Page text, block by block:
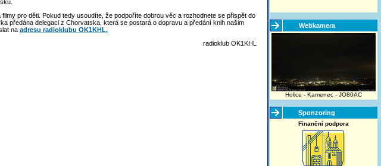
pro děti. Pokud tedy usoudíte, že podpoříte dobrou věc a rozhodnete se přispět do
předána delegaci z Chorvatska, která se postará o dopravu a předání knih našim
na adresu radioklubu OK1KHL.
radioklub OK1KHL
Webkamera
Holice - Kamenec - JO80AC
Sponzoring
Finanční podpora